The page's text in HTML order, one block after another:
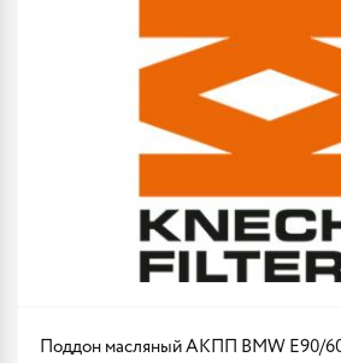
Поддон масляный АКПП BMW E90/